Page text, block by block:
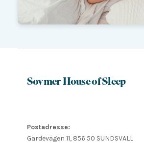
Sovmer House of Sleep
Postadresse:
Gärdevägen 11, 856 50 SUNDSVALL